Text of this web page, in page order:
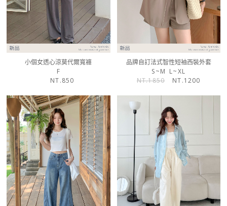
小個女透心涼莫代爾寬褲
F
NT.850
品牌自訂法式智性短袖西裝外套
S~M L~XL
NT.1850
NT.1200